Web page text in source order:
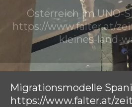
Österreich im UNO-
https://www.falter.at/
kleines-land-
Veröffentlicht am Raimund Löw
Migrationsmodelle
https://www.falter.at/